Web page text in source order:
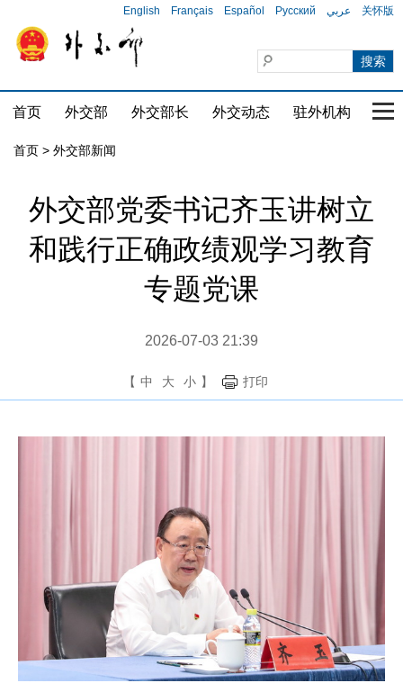
English Français Español Русский عربي 关怀版
首页 外交部 外交部长 外交动态 驻外机构 国
首页 > 外交部新闻
外交部党委书记齐玉讲树立
和践行正确政绩观学习教育
专题党课
2026-07-03 21:39
【 中 大 小 】 打印